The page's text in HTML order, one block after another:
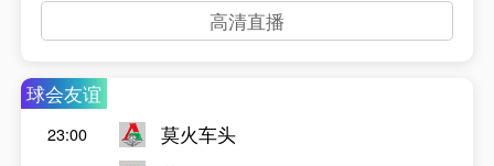
高清直播
球会友谊
23:00
莫火车头